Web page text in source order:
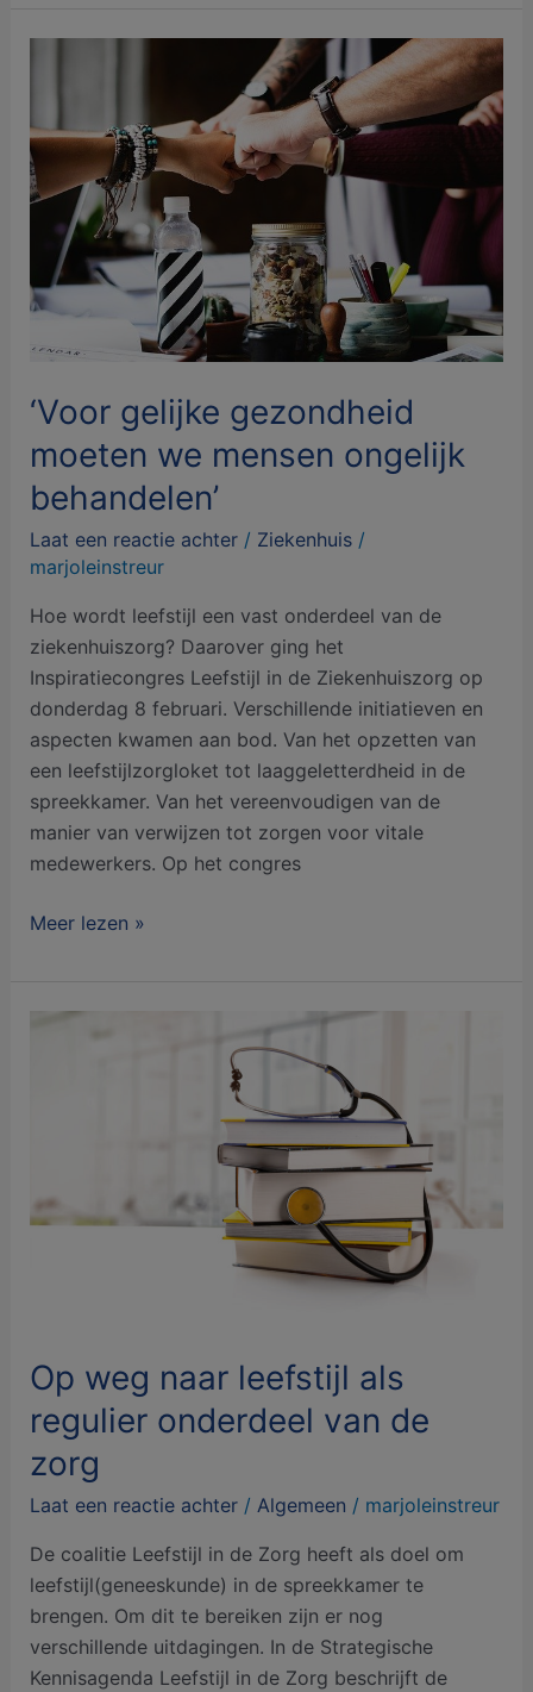
‘Voor gelijke gezondheid
moeten we mensen ongelijk
behandelen’
Laat een reactie achter / Ziekenhuis/
marjoleinstreur
Hoe wordt leefstijl een vast onderdeel van de
ziekenhuiszorg? Daarover ging het
Inspiratiecongres Leefstijl in de Ziekenhuiszorg op
donderdag 8 februari. Verschillende initiatieven en
aspecten kwamen aan bod. Van het opzetten van
een leefstijlzorgloket tot laaggeletterdheid in de
spreekkamer. Van het vereenvoudigen van de
manier van verwijzen tot zorgen voor vitale
medewerkers. Op het congres
moeten
we
mensen
ongelijk
behandelen’
Meer lezen »
Op weg naar leefstijl als
regulier onderdeel van de
zorg
Laat een reactie achter / Algemeen / marjoleinstreur
De coalitie Leefstijl in de Zorg heeft als doel om
leefstijl(geneeskunde) in de spreekkamer te
brengen. Om dit te bereiken zijn er nog
verschillende uitdagingen. In de Strategische
Kennisagenda Leefstijl in de Zorg beschrijft de
onderdeel